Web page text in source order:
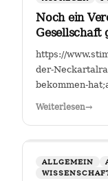
Noch ein
Gesellschaft
https://
der-
bekommen-
Weiterlesen→
ALLGEMEIN